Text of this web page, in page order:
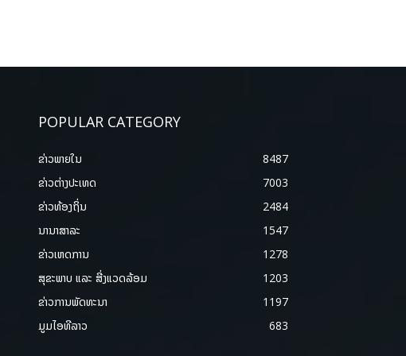
POPULAR CATEGORY
ຂ່າວພາຍ​ໃນ
8487
ຂ່າວຕ່າງປະເທດ
7003
ຂ່າວທ້ອງຖິ່ນ
2484
ນານາສາລະ
1547
ຂ່າວເຫດການ
1278
ສຸຂະພາບ ແລະ ສີ່ງແວດລ້ອມ
1203
ຂ່າວການພັດທະນາ
1197
ມູມໄອທີລາວ
683